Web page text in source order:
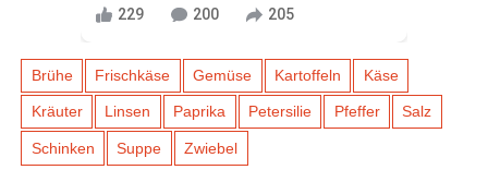
229 200 205
Brühe Frischkäse Gemüse Kartoffeln Käse
Kräuter Linsen Paprika Petersilie Pfeffer Salz
Schinken Suppe Zwiebel